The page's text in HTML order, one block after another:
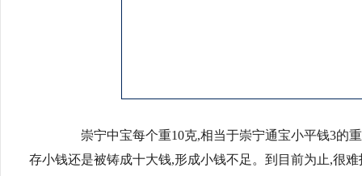
崇宁中宝每个重10克,相当于崇宁通宝小平钱3的重
存小钱还是被铸成十大钱,形成小钱不足。到目前为止,很